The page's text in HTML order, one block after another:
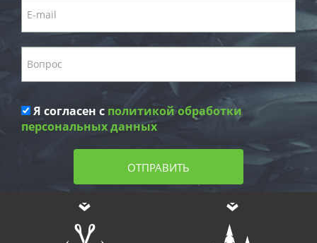
Я согласен с политикой обработки
персональных данных
ОТПРАВИТЬ